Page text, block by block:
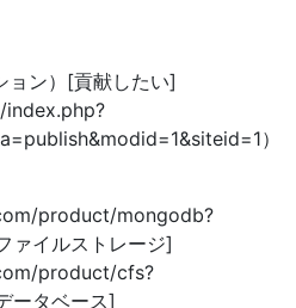
ョン）[貢献したい]
index.php?
）
product/mongodb?
ァイルストレージ]
product/cfs?
ータベース]